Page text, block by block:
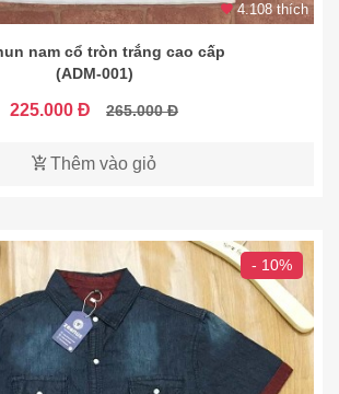
4.108 thích
nam cổ tròn trắng cao cấp
(ADM-001)
225.000 Đ 265.000 Đ
Thêm vào giỏ
- 10%